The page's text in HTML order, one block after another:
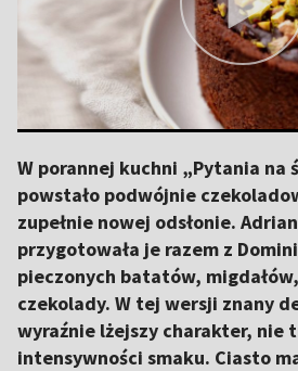
W porannej kuchni „Pytania na
powstało podwójnie
zupełnie nowej odsłonie.
przygotowała je razem z
pieczonych batatów,
czekolady. W tej wersji znany
wyraźnie lżejszy charakter, nie
intensywności smaku. Ciasto